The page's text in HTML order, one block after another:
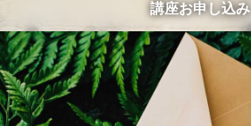
講座お申し込み